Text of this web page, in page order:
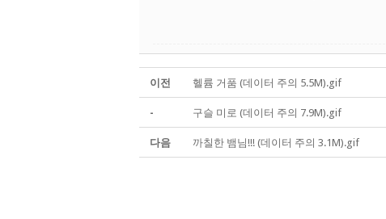
이전 헬륨 거품 (데이터 주의 5.5M).gif
- 구슬 미로 (데이터 주의 7.9M).gif
다음 까칠한 뱀님!!! (데이터 주의 3.1M).gif